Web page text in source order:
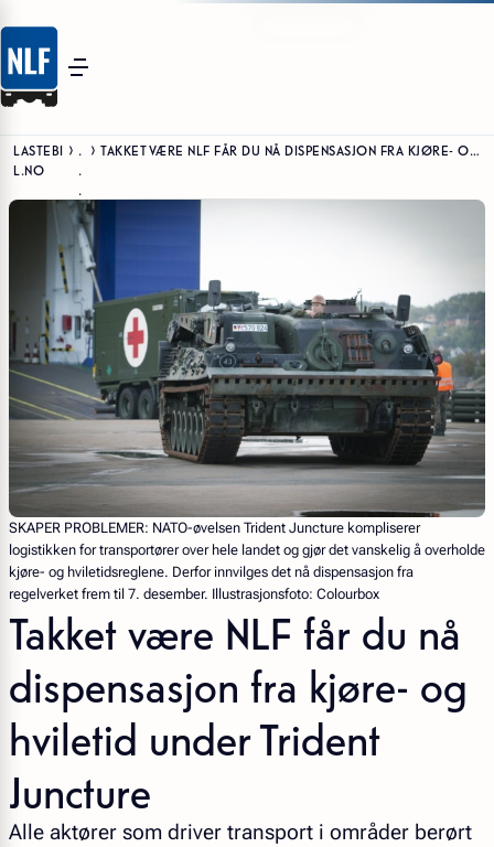
LASTEBI
L.NO
.
.
.
TAKKET VÆRE NLF FÅR DU NÅ DISPENSASJON FRA KJØRE- OG HVILETID UNDER TRIDENT JUNCTURE
SKAPER PROBLEMER: NATO-øvelsen Trident Juncture kompliserer
logistikken for transportører over hele landet og gjør det vanskelig å overholde
kjøre- og hviletidsreglene. Derfor innvilges det nå dispensasjon fra
regelverket frem til 7. desember. Illustrasjonsfoto: Colourbox
Takket være NLF får du nå
dispensasjon fra kjøre- og
hviletid under Trident
Juncture
Alle aktører som driver transport i områder berørt